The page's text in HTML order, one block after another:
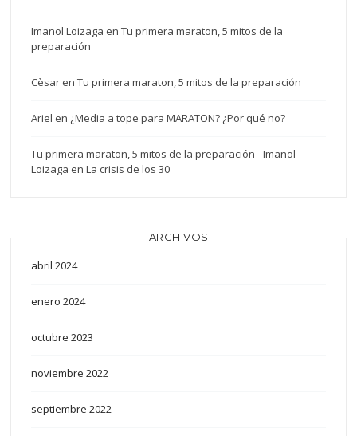
Imanol Loizaga enTu primera maraton, 5 mitos de la
preparación
Cèsar enTu primera maraton, 5 mitos de la preparación
Ariel en ¿Media a tope para MARATON? ¿Por qué no?
Tu primera maraton, 5 mitos de la preparación - Imanol
Loizaga enLa crisis de los 30
ARCHIVOS
abril 2024
enero 2024
octubre 2023
noviembre 2022
septiembre 2022